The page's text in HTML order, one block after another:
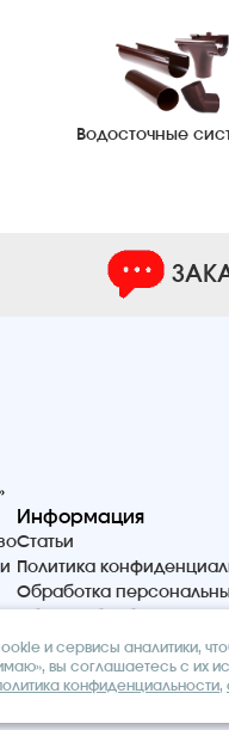
Водосточные
Информация
Статьи
Политика
Обработка
и сервисы аналитики,
вы соглашаетесь с их
конфиденциальности,